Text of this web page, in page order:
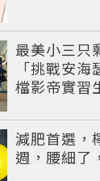
最美小三只
「挑戰安
檔影帝實習
減肥首選，
週，腰細了